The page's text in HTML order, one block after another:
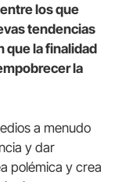
los que
tendencias
que la finalidad
la
a menudo
y dar
polémica y crea